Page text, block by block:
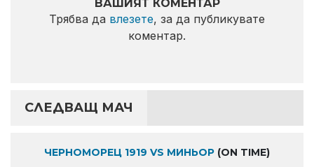
ВАШИЯТ КОМЕНТАР
Трябва да влезете, за да публикувате
коментар.
СЛЕДВАЩ МАЧ
ЧЕРНОМОРЕЦ 1919 VS МИНЬОР (ON TIME)